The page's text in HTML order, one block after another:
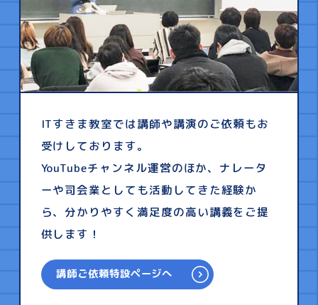
ITすきま教室では講師や講演のご依頼もお
受けしております。
YouTubeチャンネル運営のほか、ナレータ
ーや司会業としても活動してきた経験か
ら、分かりやすく満足度の高い講義をご提
供します！
講師ご依頼特設ページへ